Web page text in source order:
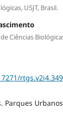
USJT, Brasil.
Ciências
Parques